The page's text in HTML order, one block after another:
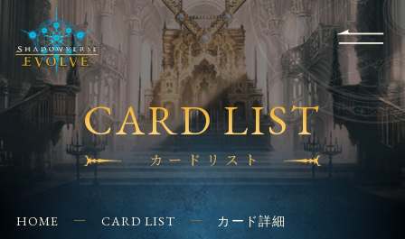
Q&A
EVENT SHOPS
FOR
BEGINNERS
APPLICATION
CONTACT
CARD LIST
カードリスト
HOME CARD LIST カード詳細